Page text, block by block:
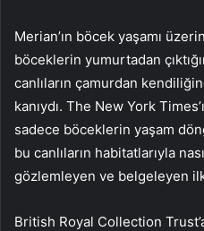
Merian’ın böcek yaşamı
böceklerin yumurtadan
canlıların çamurdan
kanıydı. The New York
sadece böceklerin yaşam
bu canlıların habitatlarıyla
gözlemleyen ve belgeleyen
British Royal Collection